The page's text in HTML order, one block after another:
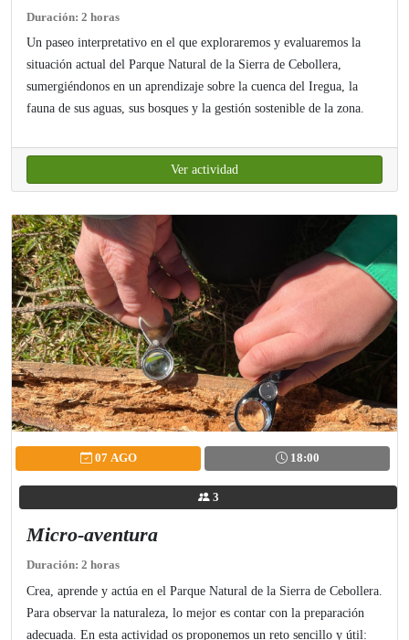
Duración: 2 horas
Un paseo interpretativo en el que exploraremos y evaluaremos la
situación actual del Parque Natural de la Sierra de Cebollera,
sumergiéndonos en un aprendizaje sobre la cuenca del Iregua, la
fauna de sus aguas, sus bosques y la gestión sostenible de la zona.
Ver actividad
07 AGO 18:00
3
Micro-aventura
Duración: 2 horas
Crea, aprende y actúa en el Parque Natural de la Sierra de Cebollera.
Para observar la naturaleza, lo mejor es contar con la preparación
adecuada. En esta actividad os proponemos un reto sencillo y útil: